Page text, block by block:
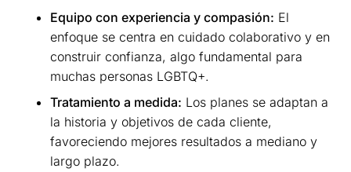
Equipo con experiencia y compasión: El
enfoque se centra en cuidado colaborativo y en
construir confianza, algo fundamental para
muchas personas LGBTQ+.
Tratamiento a medida: Los planes se adaptan a
la historia y objetivos de cada cliente,
favoreciendo mejores resultados a mediano y
largo plazo.